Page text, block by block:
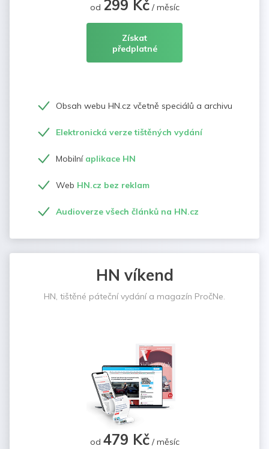
od 299 Kč/ měsíc
Získat
předplatné
Obsah webu HN.cz včetně speciálů a archivu
Elektronická verze tištěných vydání
Mobilní aplikace HN
Web HN.cz bez reklam
Audioverze všech článků na HN.cz
HN víkend
HN, tištěné páteční vydání a magazín PročNe.
od 479 Kč/ měsíc